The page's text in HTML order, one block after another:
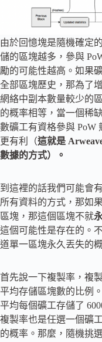
由於回憶塊是隨機確定
儲的區塊越多，參與
勵的可能性越高。如果
全部區塊歷史，那為了
網絡中副本數量較少的
的概率相等，當一個稀
數礦工有資格參與 PoW
更有利（這就是
數據的方式）。
到這裡的話我們可能會
所有資料的方式，那如
區塊，那這個區塊不就
這個可能性是存在的。
道單一區塊永久丟失的
首先說一下複製率，複
平均存儲區塊數的比例
平均每個礦工存儲了
複製率也是任選一個礦
的概率。那麼，隨機挑